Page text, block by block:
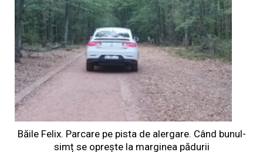
Băile Felix. Parcare pe pista de alergare. Când bunul-
simț se oprește la marginea pădurii